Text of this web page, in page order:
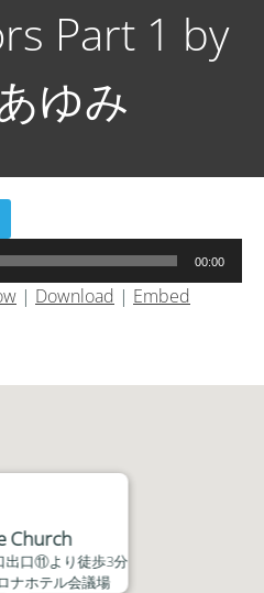
Part 1 by
ゆみ
00:00
| Download | Embed
Church
出口⑪より徒歩3分
ナホテル会議場